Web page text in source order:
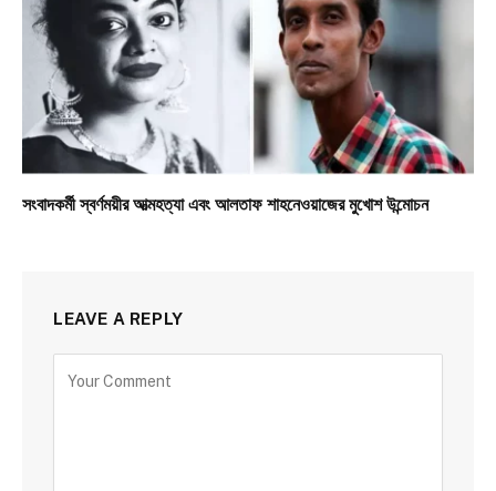
সংবাদকর্মী স্বর্ণময়ীর আত্মহত্যা এবং আলতাফ শাহনেওয়াজের মুখোশ উন্মোচন
LEAVE A REPLY